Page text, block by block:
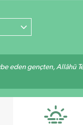
eden gençten, Allâhü